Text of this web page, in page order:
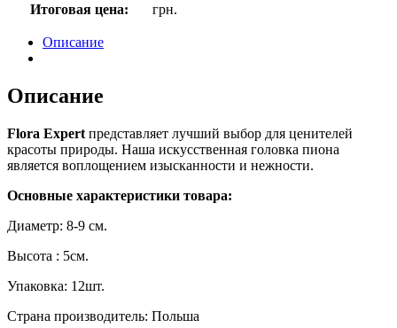
Итоговая цена: грн.
Описание
Описание
Flora Expert представляет лучший выбор для ценителей
красоты природы. Наша искусственная головка пиона
является воплощением изысканности и нежности.
Основные характеристики товара:
Диаметр: 8-9 см.
Высота : 5см.
Упаковка: 12шт.
Страна производитель: Польша